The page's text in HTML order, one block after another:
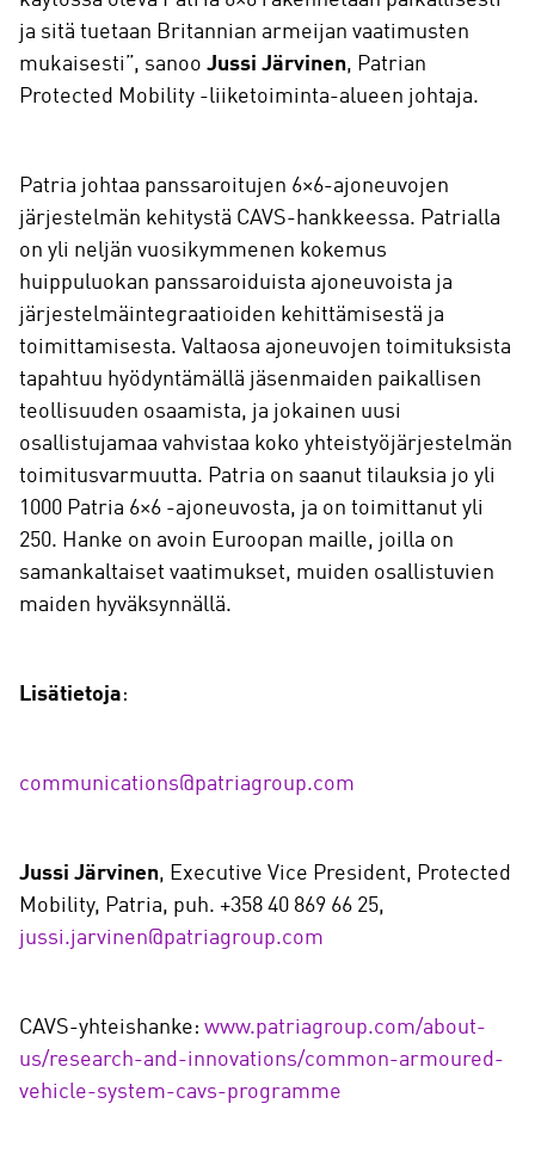
ja sitä tuetaan Britannian armeijan vaatimusten
mukaisesti”, sanoo Jussi Järvinen, Patrian
Protected Mobility -liiketoiminta-alueen johtaja.
Patria johtaa panssaroitujen 6×6-ajoneuvojen
järjestelmän kehitystä CAVS-hankkeessa. Patrialla
on yli neljän vuosikymmenen kokemus
huippuluokan panssaroiduista ajoneuvoista ja
järjestelmäintegraatioiden kehittämisestä ja
toimittamisesta. Valtaosa ajoneuvojen toimituksista
tapahtuu hyödyntämällä jäsenmaiden paikallisen
teollisuuden osaamista, ja jokainen uusi
osallistujamaa vahvistaa koko yhteistyöjärjestelmän
toimitusvarmuutta. Patria on saanut tilauksia jo yli
1000 Patria 6×6 -ajoneuvosta, ja on toimittanut yli
250. Hanke on avoin Euroopan maille, joilla on
samankaltaiset vaatimukset, muiden osallistuvien
maiden hyväksynnällä.
Lisätietoja:
communications@patriagroup.com
Jussi Järvinen, Executive Vice President, Protected
Mobility, Patria, puh. +358 40 869 66 25,
jussi.jarvinen@patriagroup.com
CAVS-yhteishanke: www.patriagroup.com/about-
us/research-and-innovations/common-armoured-
vehicle-system-cavs-programme